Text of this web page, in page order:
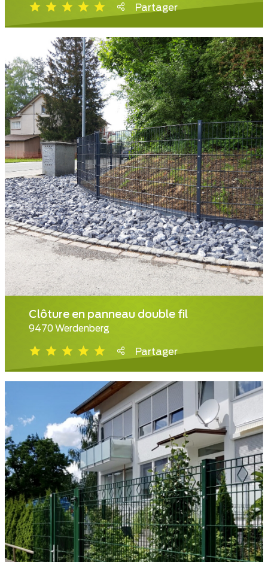
Partager
Clôture en panneau double fil
9470 Werdenberg
Partager